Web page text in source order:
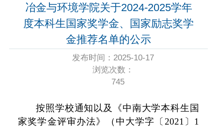
冶金与环境学院关于2024-2025学年
度本科生国家奖学金、国家励志奖学
金推荐名单的公示
发布时间：2025-10-17
浏览次数：
745
按照学校通知以及《中南大学本科生国
家奖学金评审办法》（中大学字〔 2021 〕 1